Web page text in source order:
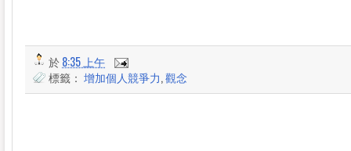
於8:35 上午
標籤： 增加個人競爭力,觀念